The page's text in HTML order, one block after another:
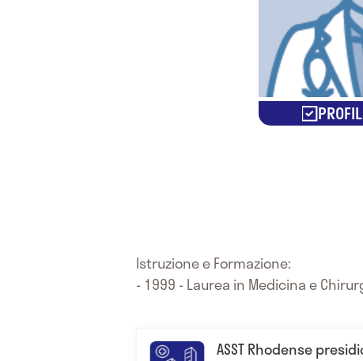
Istruzione e Formazione:
- 1999 - Laurea in Medicina e
ASST Rhodense